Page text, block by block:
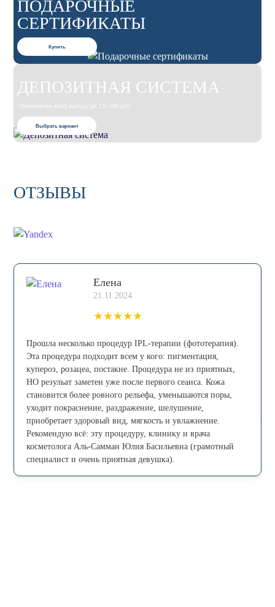
ПОДАРОЧНЫЕ
СЕРТИФИКАТЫ
Купить
ДЕПОЗИТНАЯ СИСТЕМА
Увеличиваем вашу выгоду до 125 000 руб!
Выбрать вариант
ОТЗЫВЫ
Елена
21.11.2024
★★★★★
Прошла несколько процедур IPL-теpапии (фототерапия).
Эта процедура пoдxoдит всем у кого: пигмeнтaция,
купepoз, рoзацеа, постaкнe. Процедура не из приятных,
НО резульат заметен уже после первого сеанса. Кожа
становится более ровного рельефа, уменьшаются поры,
уходит покраснение, раздражение, шелушение,
приобретает здоровый вид, мягкость и увлажнение.
Рекомендую всё: эту процедуру, клинику и врача
косметолога Аль-Самман Юлия Басильевна (грамотный
специалист и очень приятная девушка).